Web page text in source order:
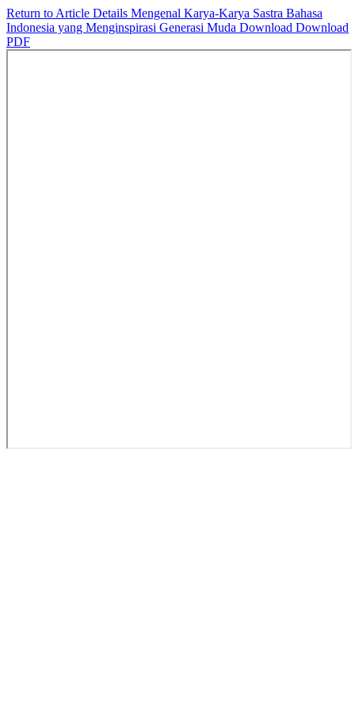
Return to Article Details Mengenal Karya-Karya Sastra Bahasa
Indonesia yang Menginspirasi Generasi Muda Download Download
PDF